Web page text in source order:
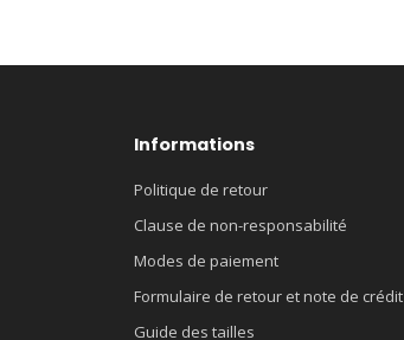
Informations
Politique de retour
Clause de non-responsabilité
Modes de paiement
Formulaire de retour et note de crédit
Guide des tailles